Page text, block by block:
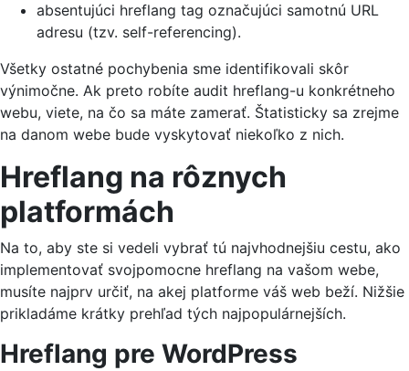
absentujúci hreflang tag označujúci samotnú URL
adresu (tzv. self-referencing).
Všetky ostatné pochybenia sme identifikovali skôr
výnimočne. Ak preto robíte audit hreflang-u konkrétneho
webu, viete, na čo sa máte zamerať. Štatisticky sa zrejme
na danom webe bude vyskytovať niekoľko z nich.
Hreflang na rôznych
platformách
Na to, aby ste si vedeli vybrať tú najvhodnejšiu cestu, ako
implementovať svojpomocne hreflang na vašom webe,
musíte najprv určiť, na akej platforme váš web beží. Nižšie
prikladáme krátky prehľad tých najpopulárnejších.
Hreflang pre WordPress